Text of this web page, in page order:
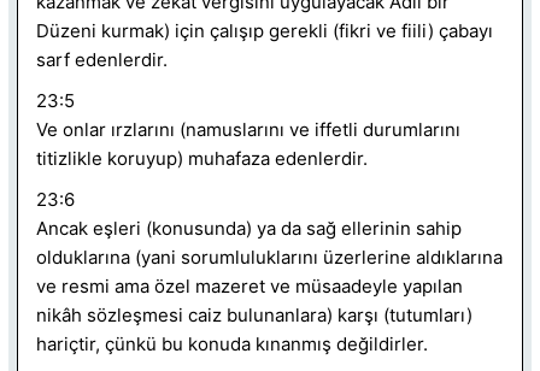
Düzeni kurmak) için çalışıp gerekli (fikri ve fiili) çabayı
sarf edenlerdir.
23:5
Ve onlar ırzlarını (namuslarını ve iffetli durumlarını
titizlikle koruyup) muhafaza edenlerdir.
23:6
Ancak eşleri (konusunda) ya da sağ ellerinin sahip
olduklarına (yani sorumluluklarını üzerlerine aldıklarına
ve resmi ama özel mazeret ve müsaadeyle yapılan
nikâh sözleşmesi caiz bulunanlara) karşı (tutumları)
hariçtir, çünkü bu konuda kınanmış değildirler.